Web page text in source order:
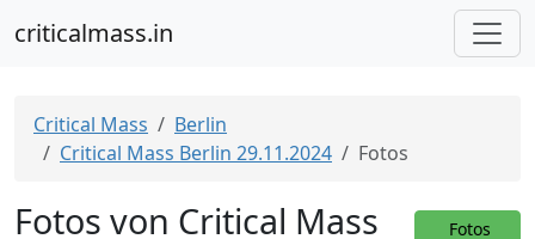
criticalmass.in
Critical Mass
Berlin
Critical Mass Berlin 29.11.2024
Fotos
Fotos von Critical Mass
Fotos